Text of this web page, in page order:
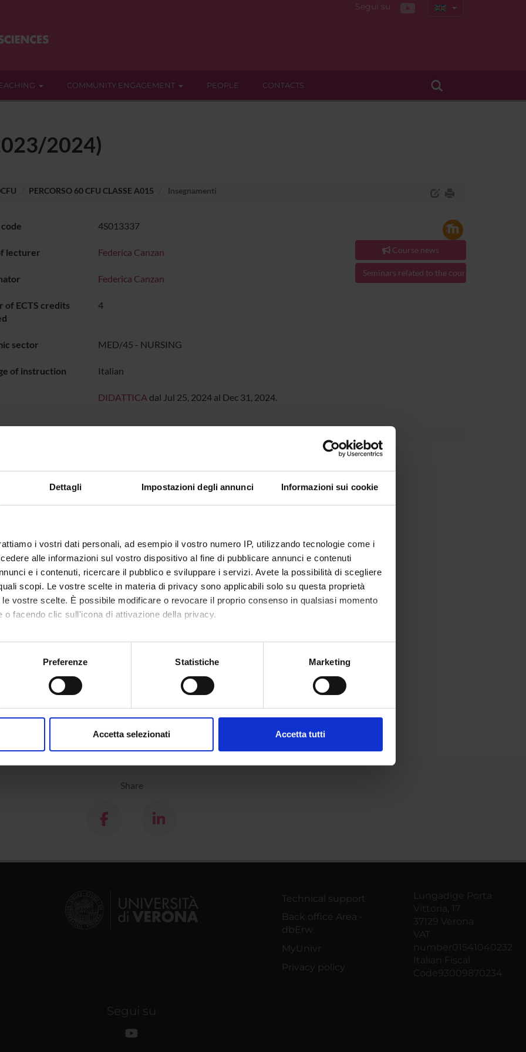
Dettagli Impostazioni degli annunci Informazioni sui cookie
i vostri dati personali, ad esempio il vostro numero IP, utilizzando tecnologie come i
alle informazioni sul vostro dispositivo al fine di pubblicare annunci e contenuti
e i contenuti, ricercare il pubblico e sviluppare i servizi. Avete la possibilità di scegliere
scopi. Le vostre scelte in materia di privacy sono applicabili solo su questa proprietà
vostre scelte. È possibile modificare o revocare il proprio consenso in qualsiasi momento
o facendo clic sull'icona di attivazione della privacy.
anche:
sulla tua posizione geografica, con un'approssimazione di qualche metro,
in qualsiasi momento dalla Dichiarazione sui cookie.
Preferenze Statistiche Marketing
Accetta selezionati Accetta tutti
Segui su
COMMUNITY ENGAGEMENT PEOPLE CONTACTS
2024)
PERCORSO 60 CFU CLASSE A015 Insegnamenti
4S013337
lecturer Federica Canzan
Federica Canzan
of ECTS credits
4
sector MED/45 - NURSING
of instruction Italian
DIDATTICA dal Jul 25, 2024 al Dec 31, 2024.
Course news
Seminars related to the course
Share
Technical support
Back office Area -
dbErw
MyUnivr
Privacy policy
Lungadige Porta
Vittoria, 17
37129 Verona
VAT
number01541040232
Italian Fiscal
Code93009870234
Segui su